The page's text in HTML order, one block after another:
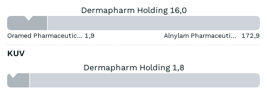
Dermapharm Holding 16,0
Oramed Pharmaceuticals 1,9 Alnylam Pharmaceuticals 172,9
KUV
Dermapharm Holding 1,8